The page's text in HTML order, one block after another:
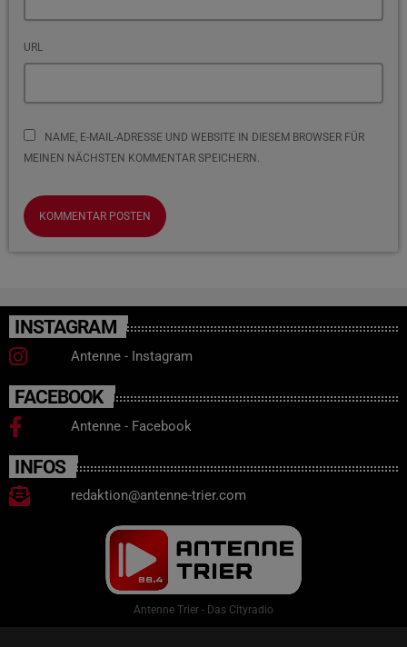
URL
NAME, E-MAIL-ADRESSE UND WEBSITE IN DIESEM BROWSER FÜR
MEINEN NÄCHSTEN KOMMENTAR SPEICHERN.
INSTAGRAM
Antenne - Instagram
FACEBOOK
Antenne - Facebook
INFOS
redaktion@antenne-trier.com
Antenne Trier - Das Cityradio